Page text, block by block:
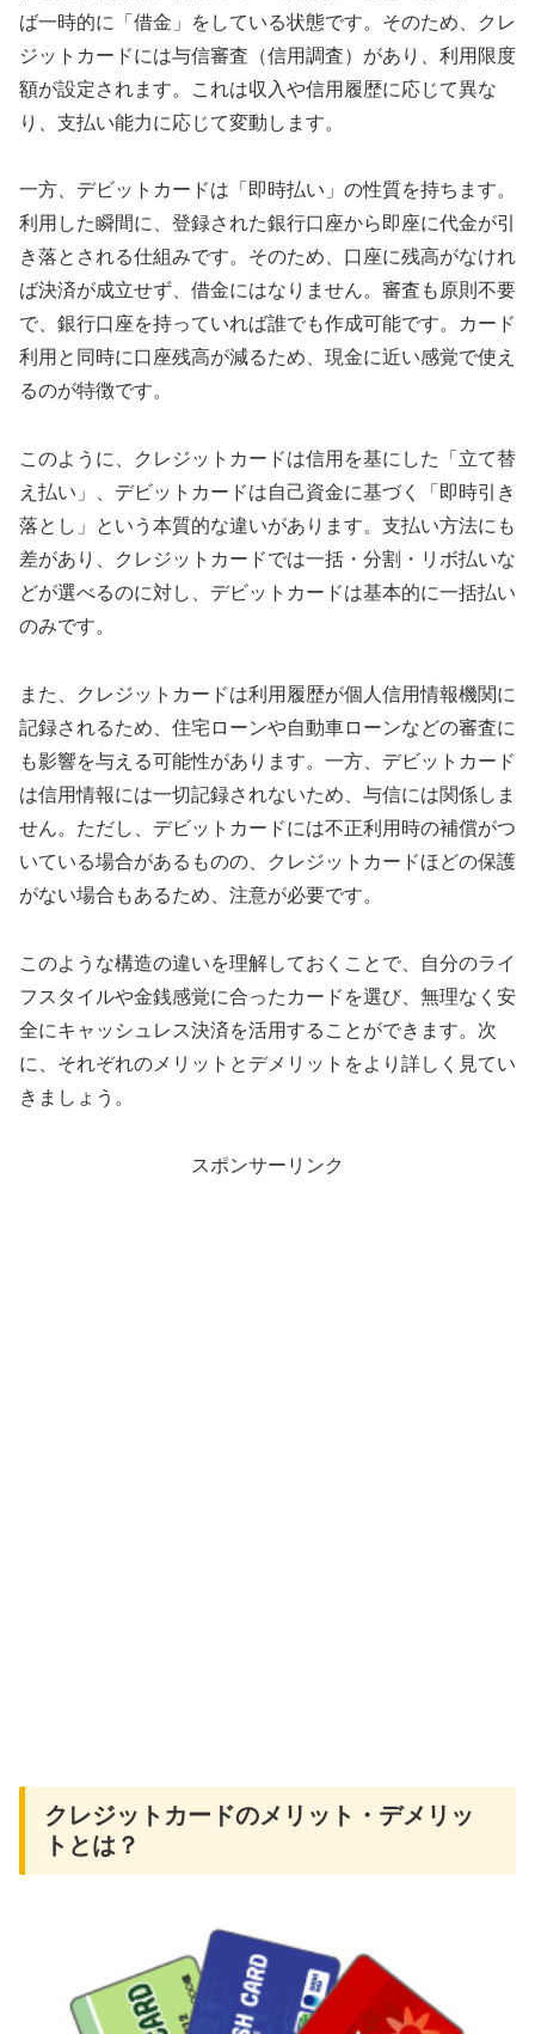
ば一時的に「借金」をしている状態です。そのため、クレ
ジットカードには与信審査（信用調査）があり、利用限度
額が設定されます。これは収入や信用履歴に応じて異な
り、支払い能力に応じて変動します。
一方、デビットカードは「即時払い」の性質を持ちます。
利用した瞬間に、登録された銀行口座から即座に代金が引
き落とされる仕組みです。そのため、口座に残高がなけれ
ば決済が成立せず、借金にはなりません。審査も原則不要
で、銀行口座を持っていれば誰でも作成可能です。カード
利用と同時に口座残高が減るため、現金に近い感覚で使え
るのが特徴です。
このように、クレジットカードは信用を基にした「立て替
え払い」、デビットカードは自己資金に基づく「即時引き
落とし」という本質的な違いがあります。支払い方法にも
差があり、クレジットカードでは一括・分割・リボ払いな
どが選べるのに対し、デビットカードは基本的に一括払い
のみです。
また、クレジットカードは利用履歴が個人信用情報機関に
記録されるため、住宅ローンや自動車ローンなどの審査に
も影響を与える可能性があります。一方、デビットカード
は信用情報には一切記録されないため、与信には関係しま
せん。ただし、デビットカードには不正利用時の補償がつ
いている場合があるものの、クレジットカードほどの保護
がない場合もあるため、注意が必要です。
このような構造の違いを理解しておくことで、自分のライ
フスタイルや金銭感覚に合ったカードを選び、無理なく安
全にキャッシュレス決済を活用することができます。次
に、それぞれのメリットとデメリットをより詳しく見てい
きましょう。
スポンサーリンク
クレジットカードのメリット・デメリッ
トとは？